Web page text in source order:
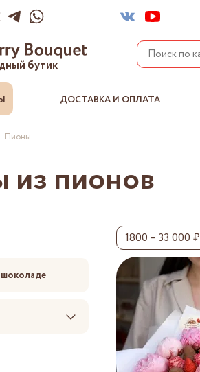
бутик
ДОСТАВКА И ОПЛАТА
Пионы
из пионов
1800 – 33 000 ₽